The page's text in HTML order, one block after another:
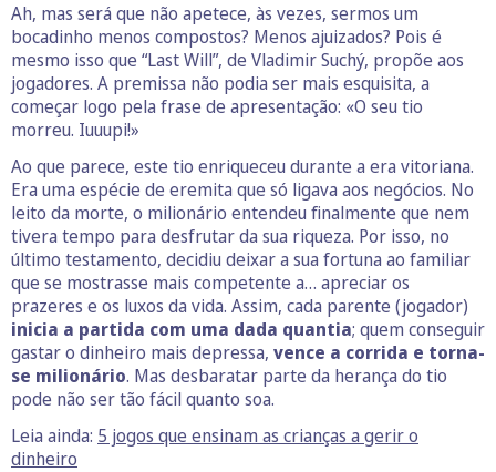
Ah, mas será que não apetece, às vezes, sermos um
bocadinho menos compostos? Menos ajuizados? Pois é
mesmo isso que “Last Will”, de Vladimir Suchý, propõe aos
jogadores. A premissa não podia ser mais esquisita, a
começar logo pela frase de apresentação: «O seu tio
morreu. Iuuupi!»
Ao que parece, este tio enriqueceu durante a era vitoriana.
Era uma espécie de eremita que só ligava aos negócios. No
leito da morte, o milionário entendeu finalmente que nem
tivera tempo para desfrutar da sua riqueza. Por isso, no
último testamento, decidiu deixar a sua fortuna ao familiar
que se mostrasse mais competente a… apreciar os
prazeres e os luxos da vida. Assim, cada parente (jogador)
inicia a partida com uma dada quantia; quem conseguir
gastar o dinheiro mais depressa, vence a corrida e torna-
se milionário. Mas desbaratar parte da herança do tio
pode não ser tão fácil quanto soa.
Leia ainda: 5 jogos que ensinam as crianças a gerir o
dinheiro